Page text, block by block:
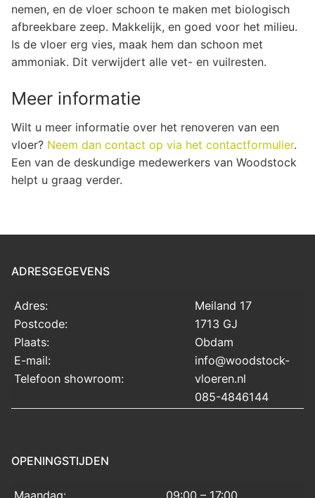
nemen, en de vloer schoon te maken met biologisch
afbreekbare zeep. Makkelijk, en goed voor het milieu.
Is de vloer erg vies, maak hem dan schoon met
ammoniak. Dit verwijdert alle vet- en vuilresten.
Meer informatie
Wilt u meer informatie over het renoveren van een
vloer? Neem dan contact op via het contactformulier.
Een van de deskundige medewerkers van Woodstock
helpt u graag verder.
ADRESGEGEVENS
Adres:
Postcode:
Plaats:
E-mail:
Telefoon showroom:
Meiland 17
1713 GJ
Obdam
info@woodstock-
vloeren.nl
085-4846144
OPENINGSTIJDEN
Maandag: 09:00 – 17:00